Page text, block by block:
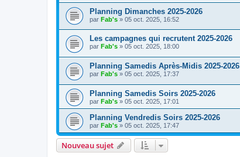
Planning Dimanches 2025-2026
par Fab's » 05 oct. 2025, 16:52
Les campagnes qui recrutent 2025-2026
par Fab's » 05 oct. 2025, 18:00
Planning Samedis Après-Midis 2025-2026
par Fab's » 05 oct. 2025, 17:37
Planning Samedis Soirs 2025-2026
par Fab's » 05 oct. 2025, 17:01
Planning Vendredis Soirs 2025-2026
par Fab's » 05 oct. 2025, 17:47
Nouveau sujet